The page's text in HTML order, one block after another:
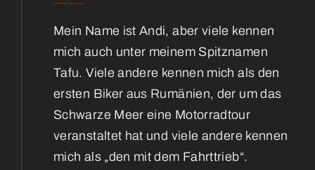
Mein Name ist Andi, aber viele kennen
mich auch unter meinem Spitznamen
Tafu. Viele andere kennen mich als den
ersten Biker aus Rumänien, der um das
Schwarze Meer eine Motorradtour
veranstaltet hat und viele andere kennen
mich als „den mit dem Fahrttrieb“.